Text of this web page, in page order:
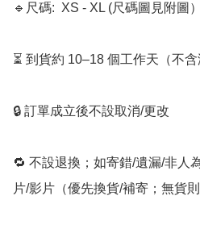
🔹尺碼:  XS - XL (尺碼圖見附圖）
⏳ 到貨約 10–18 個工作天（不含
🔒 訂單成立後不設取消/更改
🔁 不設退換；如寄錯/遺漏/非人
片/影片（優先換貨/補寄；無貨則